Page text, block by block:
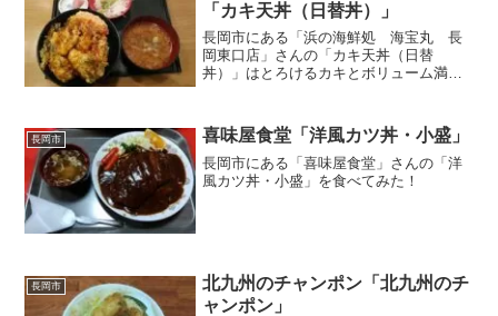
「カキ天丼（日替丼）」
長岡市にある「浜の海鮮処 海宝丸 長
岡東口店」さんの「カキ天丼（日替
丼）」はとろけるカキとボリューム満点
長岡市 喜味屋食堂「洋風カツ丼・小盛」
長岡市にある「喜味屋食堂」さんの「洋
風カツ丼・小盛」を食べてみた！
長岡市
北九州のチャンポン「北九州のチ
ャンポン」